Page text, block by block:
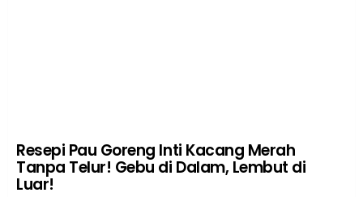
Resepi Pau Goreng Inti Kacang Merah
Tanpa Telur! Gebu di Dalam, Lembut di
Luar!